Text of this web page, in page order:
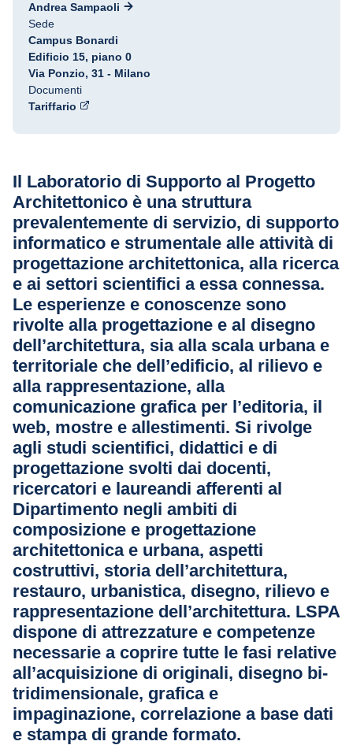
Andrea Sampaoli
Sede
Campus Bonardi
Edificio 15, piano 0
Via Ponzio, 31 - Milano
Documenti
Tariffario
Il Laboratorio di Supporto al Progetto
Architettonico è una struttura
prevalentemente di servizio, di supporto
informatico e strumentale alle attività di
progettazione architettonica, alla ricerca
e ai settori scientifici a essa connessa.
Le esperienze e conoscenze sono
rivolte alla progettazione e al disegno
dell’architettura, sia alla scala urbana e
territoriale che dell’edificio, al rilievo e
alla rappresentazione, alla
comunicazione grafica per l’editoria, il
web, mostre e allestimenti. Si rivolge
agli studi scientifici, didattici e di
progettazione svolti dai docenti,
ricercatori e laureandi afferenti al
Dipartimento negli ambiti di
composizione e progettazione
architettonica e urbana, aspetti
costruttivi, storia dell’architettura,
restauro, urbanistica, disegno, rilievo e
rappresentazione dell’architettura. LSPA
dispone di attrezzature e competenze
necessarie a coprire tutte le fasi relative
all’acquisizione di originali, disegno bi-
tridimensionale, grafica e
impaginazione, correlazione a base dati
e stampa di grande formato.